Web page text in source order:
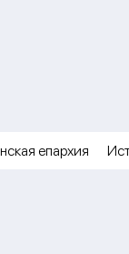
епархия